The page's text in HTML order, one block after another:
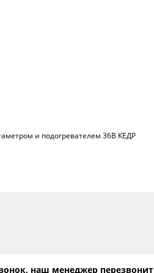
и подогревателем 36В КЕДР
наш менеджер перезвонит